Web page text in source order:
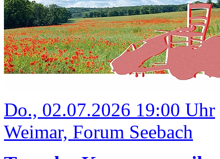
Do., 02.07.2026 19:00 Uhr
Weimar, Forum Seebach